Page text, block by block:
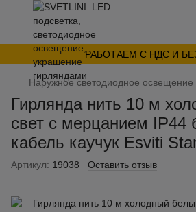
РАБОТАЕМ С НДС И
Наружное светодиодное освещение
Гирлянда нить 10 м
свет с мерцанием IP44
кабель каучук Esviti
Артикул: 19038 Оставить отзыв